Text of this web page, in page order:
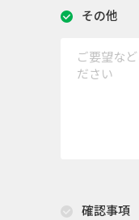
その他
確認事項